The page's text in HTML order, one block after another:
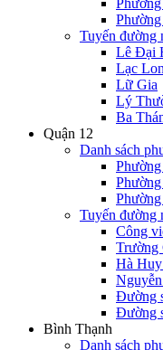
Tuyến đường
Lê Đại
Lạc
Lữ Gia
Lý
Ba
Quận 12
Danh sách
Tuyến đường
Công
Trường
Hà
Đường
Đường
Bình Thạnh
Danh sách